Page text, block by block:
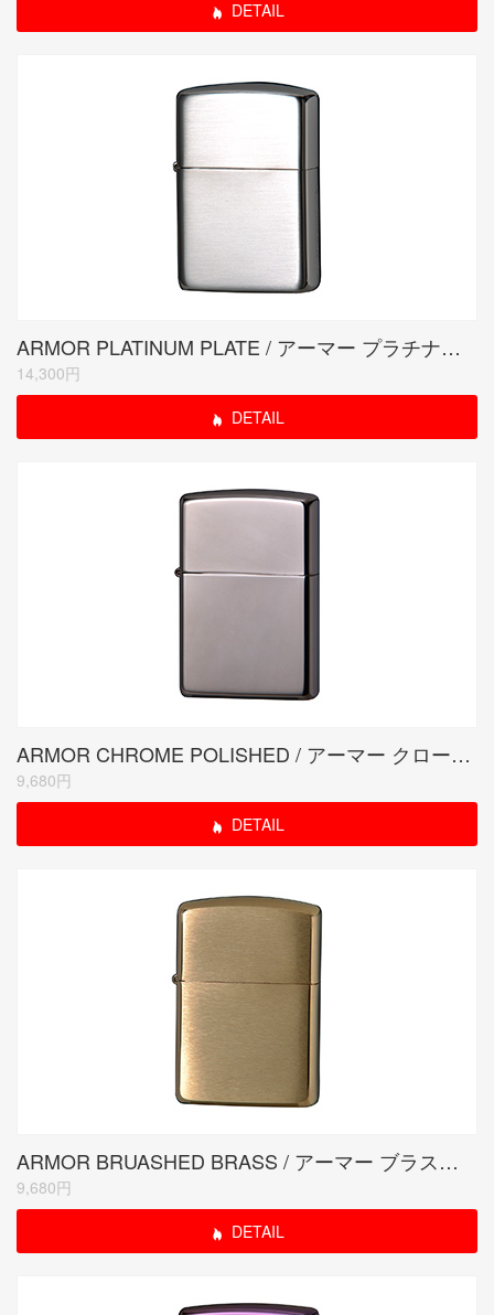
DETAIL
ARMOR PLATINUM PLATE / アーマー プラチナプレート
14,300円
DETAIL
ARMOR CHROME POLISHED / アーマー クロームポリッシュド
9,680円
DETAIL
ARMOR BRUASHED BRASS / アーマー ブラスサテーナ
9,680円
DETAIL